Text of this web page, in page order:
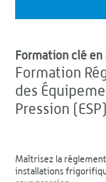
Formation clé en
Formation
des
Pression (ESP)
Maîtrisez la
installations